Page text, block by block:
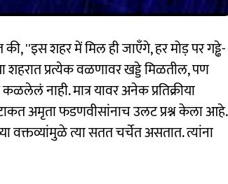
''इस शहर में मिल ही जाएँगे, हर मोड़ पर गड्ढे-
शहरात प्रत्येक वळणावर खड्डे मिळतील, पण
नाही. मात्र यावर अनेक प्रतिक्रीया
अमृता फडणवीसांनाच उलट प्रश्न केला आहे.
वक्तव्यांमुळे त्या सतत चर्चेत असतात. त्यांना